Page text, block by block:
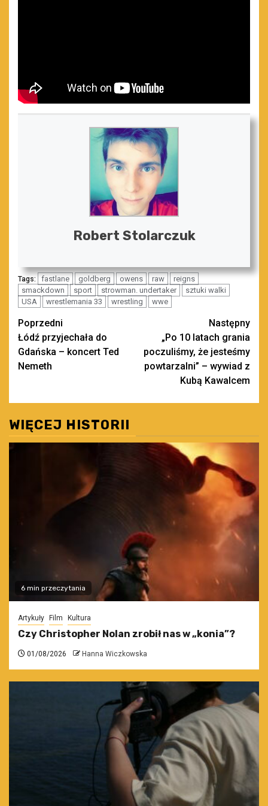
Robert Stolarczuk
Tags: fastlane goldberg owens raw
reigns
smackdown
sport strowman. undertaker
sztuki walki
USA
wrestlemania 33 wrestling wwe
Zobacz
wpisy
Poprzedni
Łódź przyjechała do
Gdańska – koncert Ted
Nemeth
Następny
„Po 10 latach grania
poczuliśmy, że jesteśmy
powtarzalni” – wywiad z
Kubą Kawalcem
WIĘCEJ HISTORII
6 min przeczytania
Artykuły Film Kultura
Czy Christopher Nolan zrobił nas w „konia”?
01/08/2026 Hanna Wiczkowska